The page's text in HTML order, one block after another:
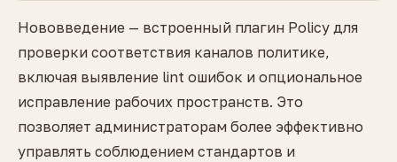
Нововведение — встроенный плагин Policy для
проверки соответствия каналов политике,
включая выявление lint ошибок и опциональное
исправление рабочих пространств. Это
позволяет администраторам более эффективно
управлять соблюдением стандартов и